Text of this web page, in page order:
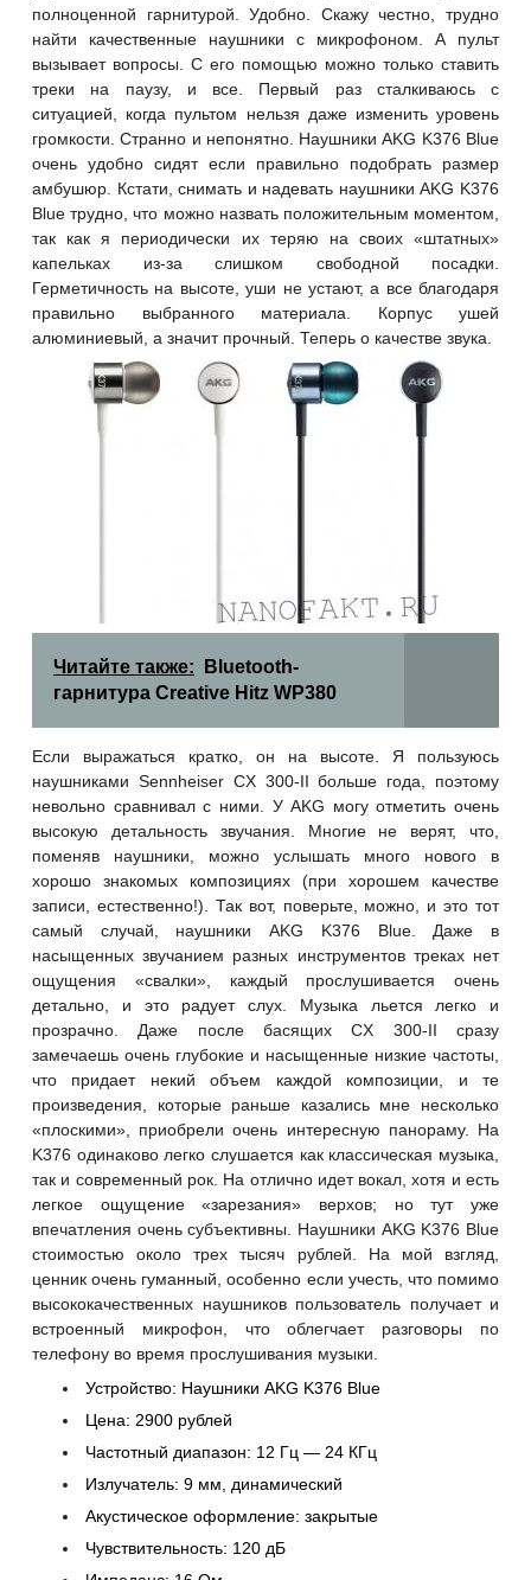
полноценной гарнитурой. Удобно. Скажу честно, трудно
найти качественные наушники с микрофоном. А пульт
вызывает вопросы. С его помощью можно только ставить
треки на паузу, и все. Первый раз сталкиваюсь с
ситуацией, когда пультом нельзя даже изменить уровень
громкости. Странно и непонятно. Наушники AKG K376 Blue
очень удобно сидят если правильно подобрать размер
амбушюр. Кстати, снимать и надевать наушники AKG K376
Blue трудно, что можно назвать положительным моментом,
так как я периодически их теряю на своих «штатных»
капельках из-за слишком свободной посадки.
Герметичность на высоте, уши не устают, а все благодаря
правильно выбранного материала. Корпус ушей
алюминиевый, а значит прочный. Теперь о качестве звука.
Читайте также:
Bluetooth-
гарнитура Creative Hitz WP380
Если выражаться кратко, он на высоте. Я пользуюсь
наушниками Sennheiser CX 300-II больше года, поэтому
невольно сравнивал с ними. У AKG могу отметить очень
высокую детальность звучания. Многие не верят, что,
поменяв наушники, можно услышать много нового в
хорошо знакомых композициях (при хорошем качестве
записи, естественно!). Так вот, поверьте, можно, и это тот
самый случай, наушники AKG K376 Blue. Даже в
насыщенных звучанием разных инструментов треках нет
ощущения «свалки», каждый прослушивается очень
детально, и это радует слух. Музыка льется легко и
прозрачно. Даже после басящих CX 300-II сразу
замечаешь очень глубокие и насыщенные низкие частоты,
что придает некий объем каждой композиции, и те
произведения, которые раньше казались мне несколько
«плоскими», приобрели очень интересную панораму. На
K376 одинаково легко слушается как классическая музыка,
так и современный рок. На отлично идет вокал, хотя и есть
легкое ощущение «зарезания» верхов; но тут уже
впечатления очень субъективны. Наушники AKG K376 Blue
стоимостью около трех тысяч рублей. На мой взгляд,
ценник очень гуманный, особенно если учесть, что помимо
высококачественных наушников пользователь получает и
встроенный микрофон, что облегчает разговоры по
телефону во время прослушивания музыки.
Устройство: Наушники AKG K376 Blue
Цена: 2900 рублей
Частотный диапазон: 12 Гц — 24 КГц
Излучатель: 9 мм, динамический
Акустическое оформление: закрытые
Чувствительность: 120 дБ